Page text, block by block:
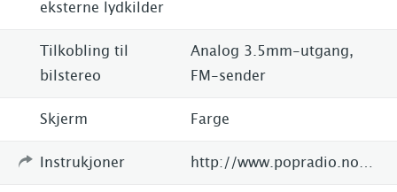
eksterne lydkilder
Tilkobling til
bilstereo
Analog 3.5mm-utgang,
FM-sender
Skjerm Farge
Instrukjoner